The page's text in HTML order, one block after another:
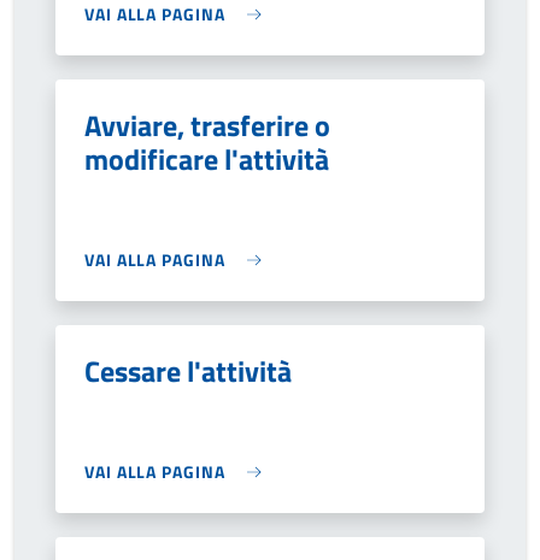
VAI ALLA PAGINA
Avviare, trasferire o
modificare l'attività
VAI ALLA PAGINA
Cessare l'attività
VAI ALLA PAGINA